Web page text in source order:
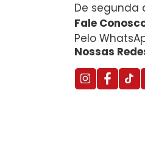
De segunda
Fale
Pelo
Nossas